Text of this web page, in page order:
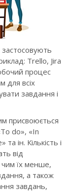
застосовують
Trello, Jira
процес
для всіх
завдання і
присвоюється
do», «In
ін. Кількість і
від
чим їх менше,
а також
завдань,